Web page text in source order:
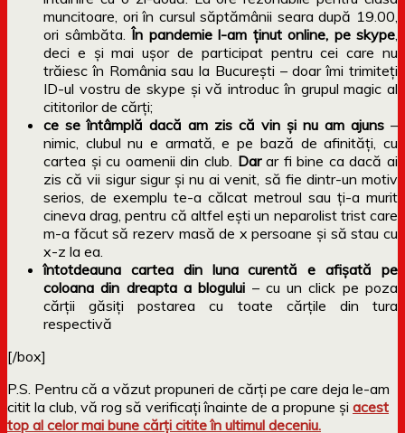
muncitoare, ori în cursul săptămânii seara după 19.00,
ori sâmbăta. În pandemie l-am ținut online, pe skype
deci e și mai ușor de participat pentru cei care nu
trăiesc în România sau la București – doar îmi trimiteți
ID-ul vostru de skype și vă introduc în grupul magic al
cititorilor de cărți;
ce se întâmplă dacă am zis că vin și nu am ajuns –
nimic, clubul nu e armată, e pe bază de afinități, cu
cartea și cu oamenii din club. Darar fi bine ca dacă ai
zis că vii sigur sigur și nu ai venit, să fie dintr-un motiv
serios, de exemplu te-a călcat metroul sau ți-a murit
cineva drag, pentru că altfel ești un neparolist trist care
m-a făcut să rezerv masă de x persoane și să stau cu
x-z la ea.
întotdeauna cartea din luna curentă e afișată pe
coloana din dreapta a blogului – cu un click pe poza
cărții găsiți postarea cu toate cărțile din tura
respectivă
[/box]
P.S. Pentru că a văzut propuneri de cărți pe care deja le-am
citit la club, vă rog să verificați înainte de a propune și acest
top al celor mai bune cărți citite în ultimul deceniu.